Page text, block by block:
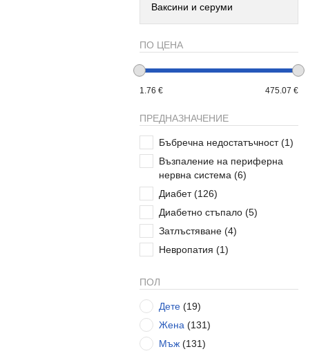
Ваксини и серуми
ПО ЦЕНА
1.76 € 475.07 €
ПРЕДНАЗНАЧЕНИЕ
Бъбречна недостатъчност (1)
Възпаление на периферна
нервна система (6)
Диабет (126)
Диабетно стъпало (5)
Затлъстяване (4)
Невропатия (1)
ПОЛ
Дете (19)
Жена (131)
Мъж (131)